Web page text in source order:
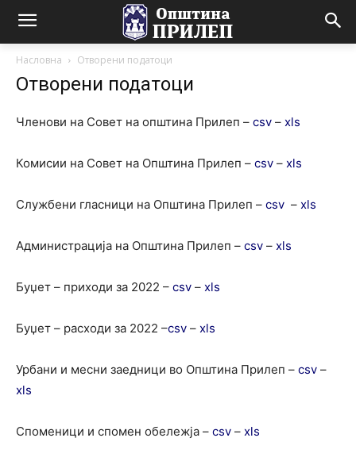
Насловна Отворени податоци
Отворени податоци
Членови на Совет на општина Прилеп – csv – xls
Комисии на Совет на Општина Прилеп – csv – xls
Службени гласници на Општина Прилеп – csv – xls
Администрација на Општина Прилеп – csv – xls
Буџет – приходи за 2022 – csv – xls
Буџет – расходи за 2022 –csv – xls
Урбани и месни заедници во Општина Прилеп – csv –
xls
Споменици и спомен обележја – csv – xls